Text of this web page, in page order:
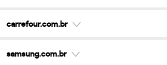
carrefour.com.br
samsung.com.br